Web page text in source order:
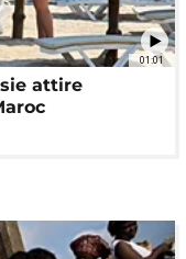
01:01
attire